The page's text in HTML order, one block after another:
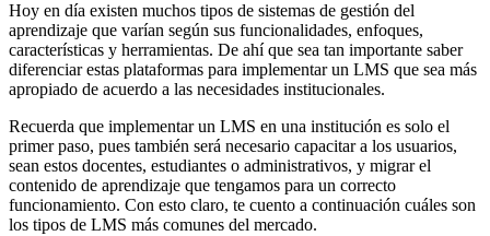
Hoy en día existen muchos tipos de sistemas de gestión del
aprendizaje que varían según sus funcionalidades, enfoques,
características y herramientas. De ahí que sea tan importante saber
diferenciar estas plataformas para implementar un LMS que sea más
apropiado de acuerdo a las necesidades institucionales.
Recuerda que implementar un LMS en una institución es solo el
primer paso, pues también será necesario capacitar a los usuarios,
sean estos docentes, estudiantes o administrativos, y migrar el
contenido de aprendizaje que tengamos para un correcto
funcionamiento. Con esto claro, te cuento a continuación cuáles son
los tipos de LMS más comunes del mercado.